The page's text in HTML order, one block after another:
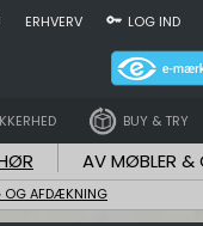
ERHVERV LOG IND
BUY & TRY
AV MØBLER
OG AFDÆKNING